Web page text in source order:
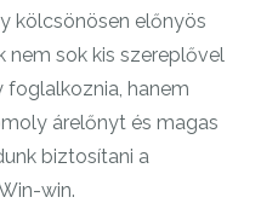
kölcsönösen előnyös
nem sok kis szereplővel
foglalkoznia, hanem
árelőnyt és magas
biztosítani a
win.